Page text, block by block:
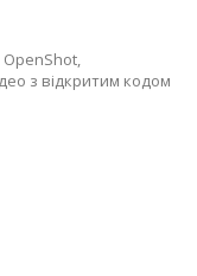
OpenShot,
з відкритим кодом